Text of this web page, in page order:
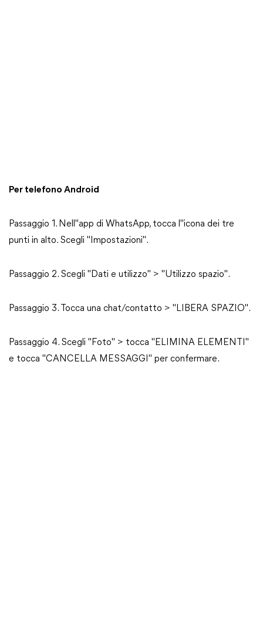
Per telefono Android
Passaggio 1. Nell"app di WhatsApp, tocca l"icona dei tre
punti in alto. Scegli "Impostazioni".
Passaggio 2. Scegli "Dati e utilizzo" > "Utilizzo spazio".
Passaggio 3. Tocca una chat/contatto > "LIBERA SPAZIO".
Passaggio 4. Scegli "Foto" > tocca "ELIMINA ELEMENTI"
e tocca "CANCELLA MESSAGGI" per confermare.